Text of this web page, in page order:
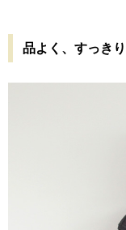
品よく、すっき